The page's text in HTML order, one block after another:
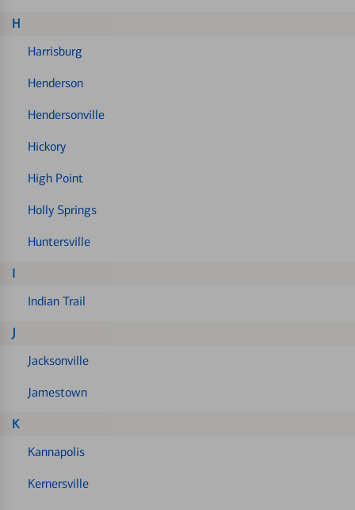
H
Harrisburg
Henderson
Hendersonville
Hickory
High Point
Holly Springs
Huntersville
I
Indian Trail
J
Jacksonville
Jamestown
K
Kannapolis
Kernersville